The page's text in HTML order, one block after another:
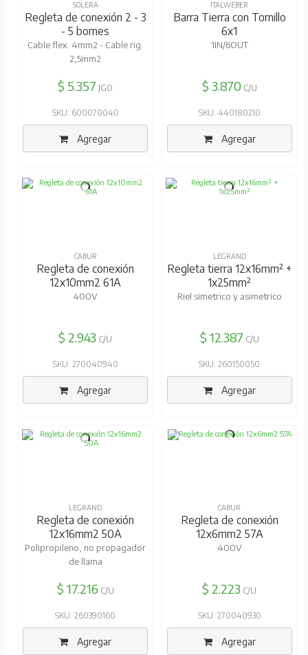
SOLERA
Regleta de conexión 2 - 3
- 5 bornes
Cable flex. 4mm2 - Cable rig.
2,5mm2
$ 5.357 JGO
SKU: 600070040
Agregar
ITALWEBER
Barra Tierra con Tornillo
6x1
1IN/6OUT
$ 3.870C/U
SKU: 440180210
Agregar
CABUR
Regleta de conexión
12x10mm2 61A
400V
$ 2.943 C/U
SKU: 270040940
Agregar
LEGRAND
Regleta tierra 12x16mm² +
1x25mm²
Riel simetrico y asimetrico
$ 12.387 C/U
SKU: 260150050
Agregar
LEGRAND
Regleta de conexión
12x16mm2 50A
Polipropileno, no propagador
de llama
$ 17.216 C/U
SKU: 260390160
Agregar
CABUR
Regleta de conexión
12x6mm2 57A
400V
$ 2.223 C/U
SKU: 270040930
Agregar